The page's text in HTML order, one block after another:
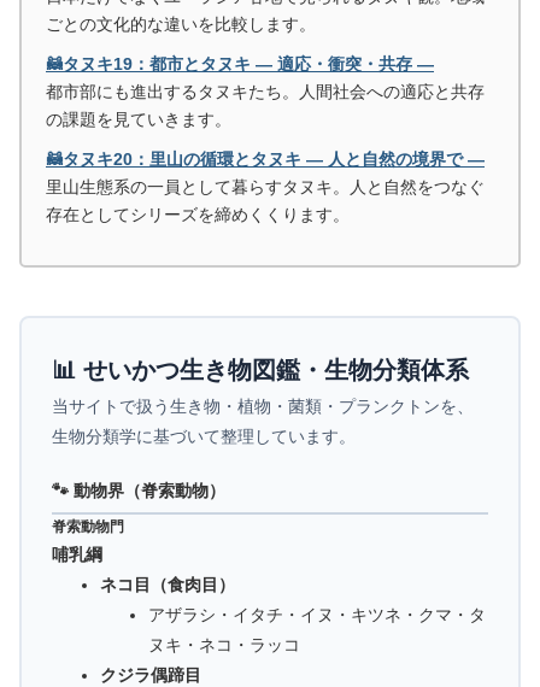
ごとの文化的な違いを比較します。
🦝タヌキ19：都市とタヌキ ― 適応・衝突・共存 ―
都市部にも進出するタヌキたち。人間社会への適応と共存
の課題を見ていきます。
🦝タヌキ20：里山の循環とタヌキ ― 人と自然の境界で ―
里山生態系の一員として暮らすタヌキ。人と自然をつなぐ
存在としてシリーズを締めくくります。
📊 せいかつ生き物図鑑・生物分類体系
当サイトで扱う生き物・植物・菌類・プランクトンを、
生物分類学に基づいて整理しています。
🐾 動物界（脊索動物）
脊索動物門
哺乳綱
ネコ目（食肉目）
アザラシ・イタチ・イヌ・キツネ・クマ・タ
ヌキ・ネコ・ラッコ
クジラ偶蹄目